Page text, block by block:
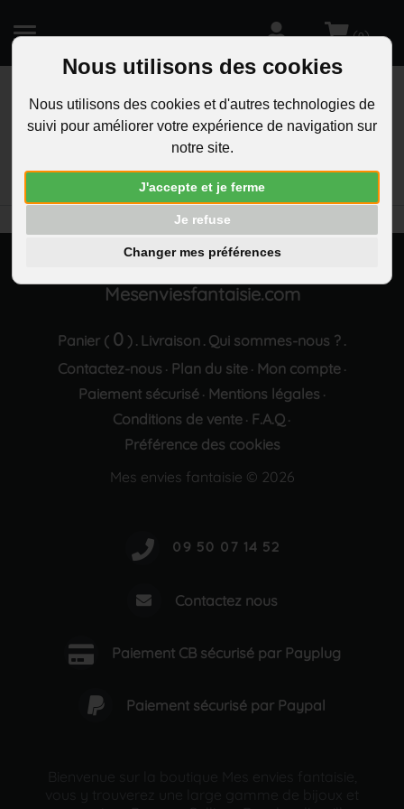
Nous utilisons des cookies
Nous utilisons des cookies et d'autres technologies de
suivi pour améliorer votre expérience de navigation sur
notre site.
J'accepte et je ferme
Je refuse
Changer mes préférences
(0)
Aucun résultat trouvé "Collier argente coeur vert"
Mesenviesfantaisie.com
Panier ( 0 ) . Livraison . Qui sommes-nous ? .
Contactez-nous · Plan du site· Mon compte·
Paiement sécurisé· Mentions légales ·
Conditions de vente · F.A.Q ·
Préférence des cookies
Mes envies fantaisie © 2026
Contactez nous
Paiement CB sécurisé par Payplug
Paiement sécurisé par Paypal